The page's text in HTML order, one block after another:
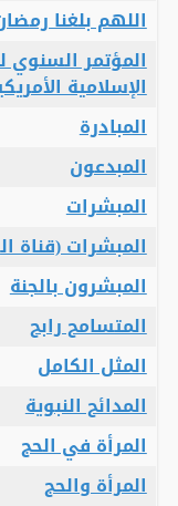
اللهم بلغنا
المؤتمر السنوي
الإسلامية
المبادرة
المبدعون
المبشرات
المبشرات (قناة
المبشرون بالجنة
المتسامح رابح
المثل الكامل
المدائح النبوية
المرأة في الحج
المرأة والحج